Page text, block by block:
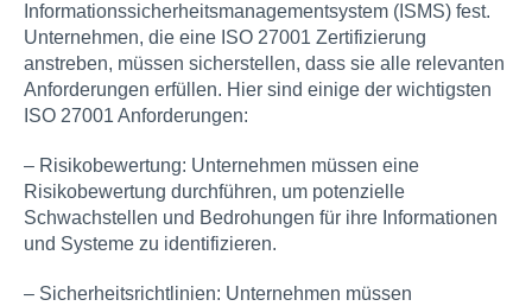
Informationssicherheitsmanagementsystem (ISMS) fest.
Unternehmen, die eine ISO 27001 Zertifizierung
anstreben, müssen sicherstellen, dass sie alle relevanten
Anforderungen erfüllen. Hier sind einige der wichtigsten
ISO 27001 Anforderungen:
– Risikobewertung: Unternehmen müssen eine
Risikobewertung durchführen, um potenzielle
Schwachstellen und Bedrohungen für ihre Informationen
und Systeme zu identifizieren.
– Sicherheitsrichtlinien: Unternehmen müssen